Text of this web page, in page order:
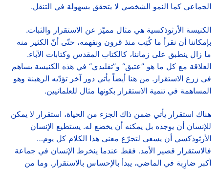
الجماعي كما النمو الشخصي لا يتحقق بسهولة في التنقل.
الكنيسة الأرثوذكسية هي مثال مميّز عن الاستقرار والثبات.
بإمكاننا أن نقرأ ما كُتِب منذ قرون ونفهمه، حتّى أنّ الكثير منه
ما زال ينطبق على زماننا، كالكتاب المقدس وكتابات الآباء.
العلاقة مع كل ما هو ”عتيق“ و”تقليدي“ في هذه الكنيسة يساهم
في زرع الاستقرار. من هنا أيضاً يأتي دور آخر تؤدّيه الرهبنة وهو
المساهمة في تنمية الاستقرار بكونها مثال للعلمانيين.
هناك استقرار يأتي ضمن ذاك الجزء من الحياة، استقرار لا يمكن
للإنسان أن يوجده بل يمكنه أن يخضع له. يستطيع الإنسان
الأرثوذكسي أن يسعى لتجرّع معنى هذا الكلام كل يوم…
فالاستقرار قصير الأمد. فقط عندما ينخرط الإنسان في جماعة
أكبر ضارِبة في الماضي، يبدأ بالإحساس بالاستقرار. وما من